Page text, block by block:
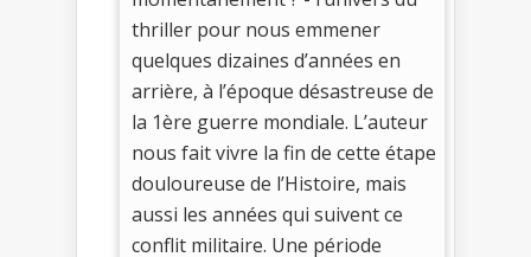
thriller pour nous emmener
quelques dizaines d’années en
arrière, à l’époque désastreuse de
la 1ère guerre mondiale. L’auteur
nous fait vivre la fin de cette étape
douloureuse de l’Histoire, mais
aussi les années qui suivent ce
conflit militaire. Une période